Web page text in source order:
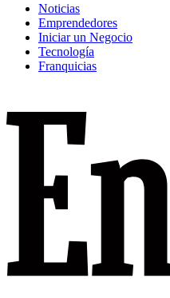
Noticias
Emprendedores
Iniciar un Negocio
Tecnología
Franquicias